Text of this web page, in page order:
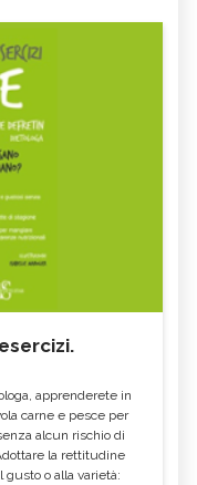
apprenderete in
carne e pesce per
alcun rischio di
la rettitudine
o alla varietà: